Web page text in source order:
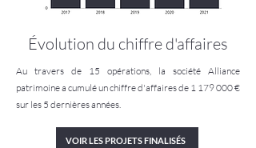
Évolution du chiffre d'affaires
Au travers de 15 opérations, la société Alliance
patrimoine a cumulé un chiffre d'affaires de 1 179 000€
sur les 5 dernières années.
VOIR LES PROJETS FINALISÉS